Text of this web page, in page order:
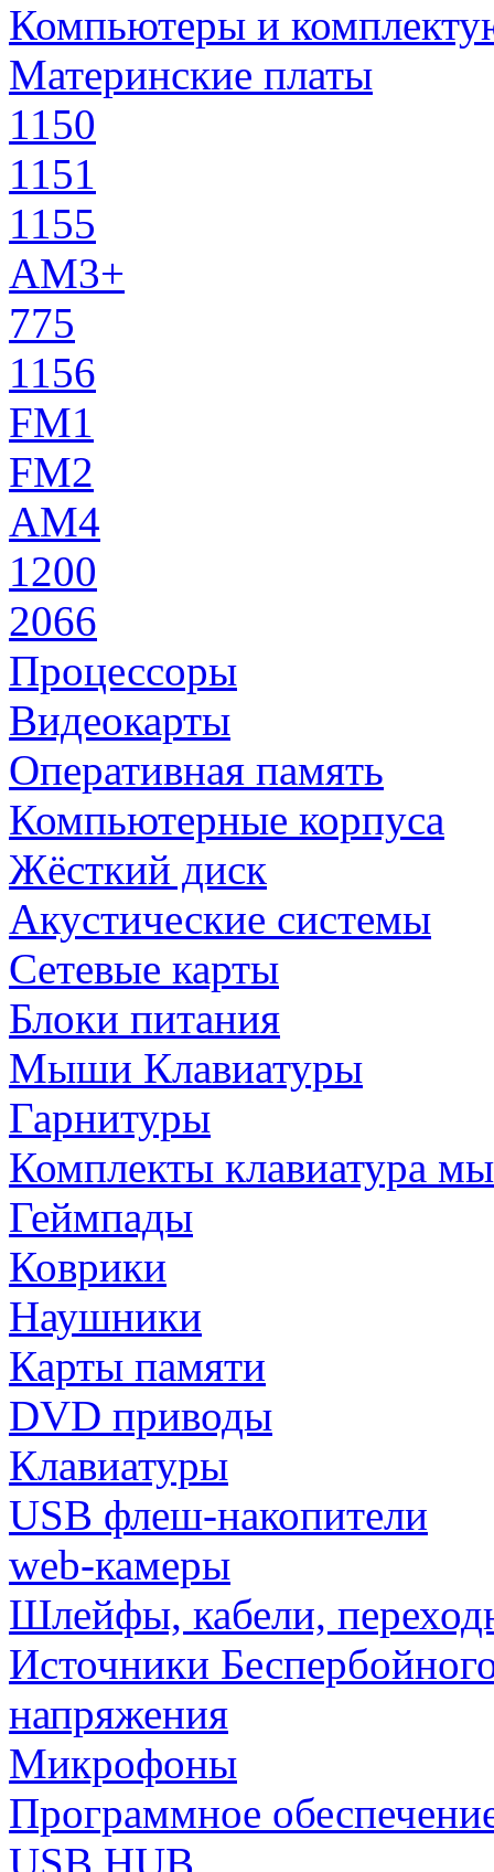
Компьютеры и
Материнские платы
1150
1151
1155
AM3+
775
1156
FM1
FM2
AM4
1200
2066
Процессоры
Видеокарты
Оперативная память
Компьютерные корпуса
Жёсткий диск
Акустические системы
Сетевые карты
Блоки питания
Мыши Клавиатуры
Гарнитуры
Комплекты клавиатура
Геймпады
Коврики
Наушники
Карты памяти
DVD приводы
Клавиатуры
USB флеш-накопители
web-камеры
Шлейфы, кабели,
Источники
напряжения
Микрофоны
Программное